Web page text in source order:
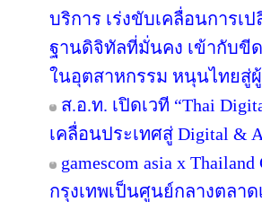
บริการ เร่งขับเคลื่อนการเ
ฐานดิจิทัลที่มั่นคง เข้ากับขี
ในอุตสาหกรรม หนุนไทยสู่
ส.อ.ท. เปิดเวที “Thai
เคลื่อนประเทศสู่ Digital &
gamescom asia x
กรุงเทพเป็นศูนย์กลางตลา